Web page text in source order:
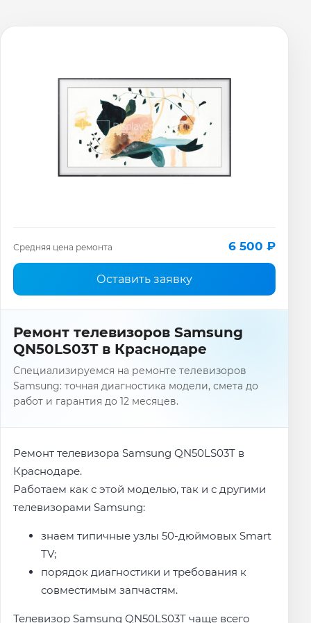
Средняя цена ремонта 6 500 ₽
Оставить заявку
Ремонт телевизоров Samsung
QN50LS03T в Краснодаре
Специализируемся на ремонте телевизоров
Samsung: точная диагностика модели, смета до
работ и гарантия до 12 месяцев.
Ремонт телевизора Samsung QN50LS03T в
Краснодаре.
Работаем как с этой моделью, так и с другими
телевизорами Samsung:
знаем типичные узлы 50-дюймовых Smart
TV;
порядок диагностики и требования к
совместимым запчастям.
Телевизор Samsung QN50LS03T чаще всего